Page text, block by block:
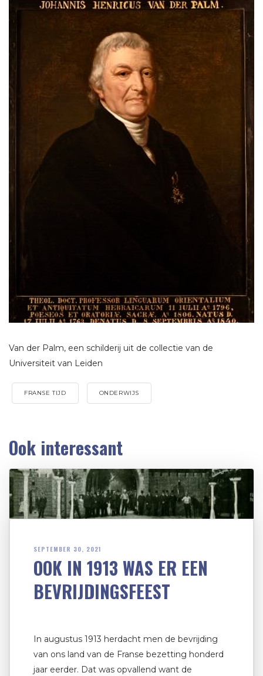
Van der Palm, een schilderij uit de collectie van de
Universiteit van Leiden
FRANSE TIJD ONDERWIJS
Ook interessant
SEPTEMBER 30, 2021
OOK IN 1913 WAS ER EEN
BEVRIJDINGSFEEST
In augustus 1913 herdacht men de bevrijding
van ons land van de Franse bezetting honderd
jaar eerder. Dat was opvallend want de